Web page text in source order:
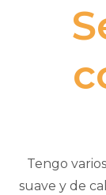
Tengo
suave y de